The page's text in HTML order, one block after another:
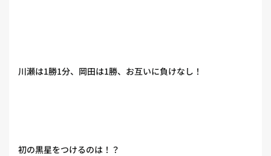
川瀬は1勝1分、岡田は1勝、お互いに負けなし！
初の黒星をつけるのは！？